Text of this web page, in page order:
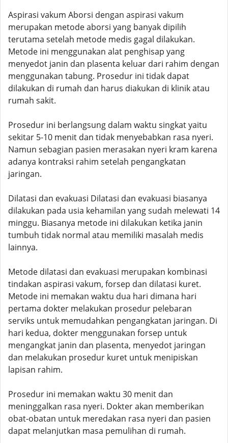
Aspirasi vakum Aborsi dengan aspirasi vakum
merupakan metode aborsi yang banyak dipilih
terutama setelah metode medis gagal dilakukan.
Metode ini menggunakan alat penghisap yang
menyedot janin dan plasenta keluar dari rahim dengan
menggunakan tabung. Prosedur ini tidak dapat
dilakukan di rumah dan harus diakukan di klinik atau
rumah sakit.
Prosedur ini berlangsung dalam waktu singkat yaitu
sekitar 5-10 menit dan tidak menyebabkan rasa nyeri.
Namun sebagian pasien merasakan nyeri kram karena
adanya kontraksi rahim setelah pengangkatan
jaringan.
Dilatasi dan evakuasi Dilatasi dan evakuasi biasanya
dilakukan pada usia kehamilan yang sudah melewati 14
minggu. Biasanya metode ini dilakukan ketika janin
tumbuh tidak normal atau memiliki masalah medis
lainnya.
Metode dilatasi dan evakuasi merupakan kombinasi
tindakan aspirasi vakum, forsep dan dilatasi kuret.
Metode ini memakan waktu dua hari dimana hari
pertama dokter melakukan prosedur pelebaran
serviks untuk memudahkan pengangkatan jaringan. Di
hari kedua, dokter menggunakan forsep untuk
mengangkat janin dan plasenta, menyedot jaringan
dan melakukan prosedur kuret untuk menipiskan
lapisan rahim.
Prosedur ini memakan waktu 30 menit dan
meninggalkan rasa nyeri. Dokter akan memberikan
obat-obatan untuk meredakan rasa nyeri dan pasien
dapat melanjutkan masa pemulihan di rumah.